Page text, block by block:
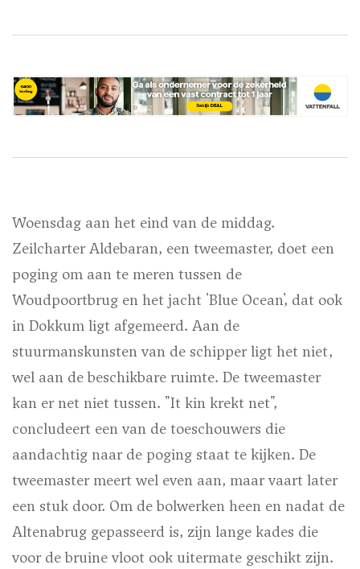
Woensdag aan het eind van de middag.
Zeilcharter Aldebaran, een tweemaster, doet een
poging om aan te meren tussen de
Woudpoortbrug en het jacht 'Blue Ocean', dat ook
in Dokkum ligt afgemeerd. Aan de
stuurmanskunsten van de schipper ligt het niet,
wel aan de beschikbare ruimte. De tweemaster
kan er net niet tussen. "It kin krekt net",
concludeert een van de toeschouwers die
aandachtig naar de poging staat te kijken. De
tweemaster meert wel even aan, maar vaart later
een stuk door. Om de bolwerken heen en nadat de
Altenabrug gepasseerd is, zijn lange kades die
voor de bruine vloot ook uitermate geschikt zijn.